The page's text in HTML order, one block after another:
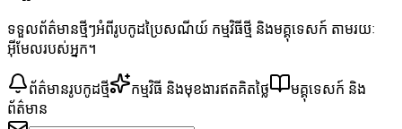
ទទួលព័ត៌មានថ្មីៗអំពីរូបកូដប្រៃសណីយ៍ កម្មវិធីថ្មី និងមគ្គុទេសក៍ តាមរយៈ
អ៊ីមែលរបស់អ្នក។
ព័ត៌មានរូបកូដថ្មី កម្មវិធី និងមុខងារឥតគិតថ្លៃ
មគ្គុទេសក៍ និង
ព័ត៌មាន